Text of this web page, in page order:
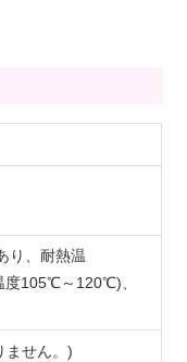
り、耐熱温
度105℃～120℃)、
ません。)